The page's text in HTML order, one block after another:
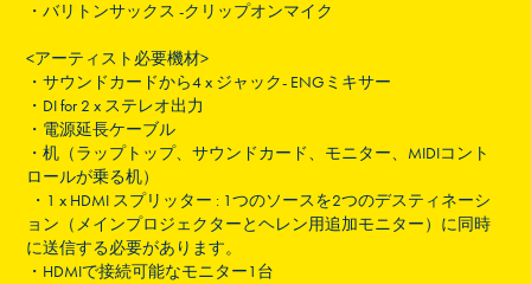
・バリトンサックス -クリップオンマイク
<アーティスト必要機材>
・サウンドカードから4 x ジャック- ENGミキサー
・ DI for 2 x ステレオ出力
・ 電源延長ケーブル
・机（ラップトップ、サウンドカード、モニター、MIDIコント
ロールが乗る机）
・ 1 x HDMI スプリッター : 1つのソースを2つのデスティネーシ
ョン（メインプロジェクターとヘレン用追加モニター）に同時
に送信する必要があります。
・ HDMIで接続可能なモニター1台